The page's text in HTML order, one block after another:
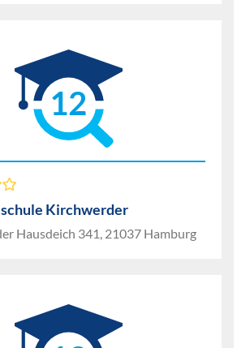
12
Kirchwerder
Hausdeich 341, 21037 Hamburg